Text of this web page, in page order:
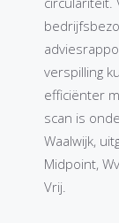
verspilling
efficiënter
scan is
Waalwijk,
Midpoint,
Vrij.